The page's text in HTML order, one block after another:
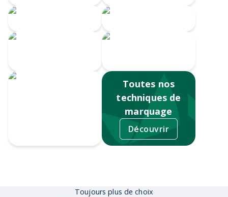
Toutes nos
techniques de
marquage
Découvrir
Toujours plus de choix